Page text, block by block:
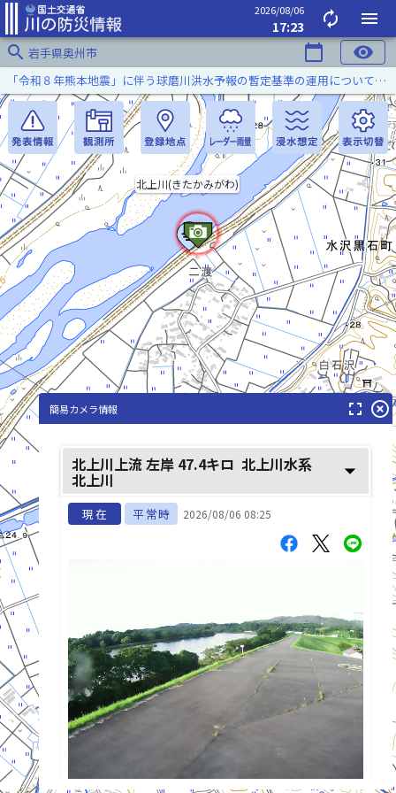
2026/08/06
17:23 autorenew
menu
search 岩手県奥州市 calendar_today visibility
北上川(きたかみがわ)
「令和８年熊本地震」に伴う球磨川洪水予報の暫定基準の運用について（令和８年８月５日）
簡易カメラ情報 fullscreen highlight_off
北上川上流 左岸 47.4キロ 北上川水系
北上川 arrow_drop_down
現在 平常時 2026/08/06 08:25